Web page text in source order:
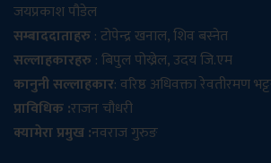
जयप्रकाश पौडेल
सम्बाददाताहरु: टोपेन्द्र खनाल, शिव बस्नेत
सल्लाहकारहरु: बिपुल पोख्रेल, उदय जि.एम
कानुनी सल्लाहकार: वरिष्ठ अधिवक्ता रेवतीरमण
प्राविधिक :राजन चौधरी
क्यामेरा प्रमुख :नवराज गुरुङ